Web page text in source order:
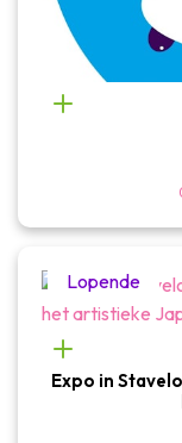
Folklore & lokale
Geschiedenis
Auto- &
Streekproducten
Kajaks
Avonturenparken
Thema &
Recreatie- &
Expo in
Lopende